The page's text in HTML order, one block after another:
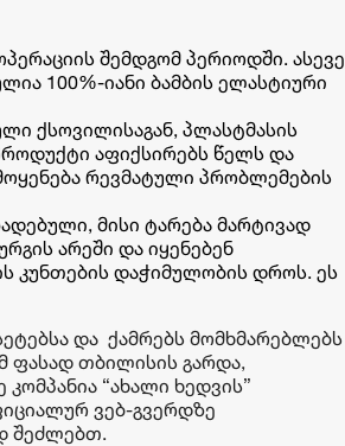
შემდგომ პერიოდში. ასევე
100%-იანი ბამბის ელასტიური
ქსოვილისაგან, პლასტმასის
აფიქსირებს წელს და
რევმატული პრობლემების
მისი ტარება მარტივად
არეში და იყენებენ
კუნთების დაჭიმულობის დროს. ეს
და ქამრებს მომხმარებლებს
ფასად თბილისის გარდა,
“ახალი ხედვის”
ვებ-გვერდზე
შეძლებთ.